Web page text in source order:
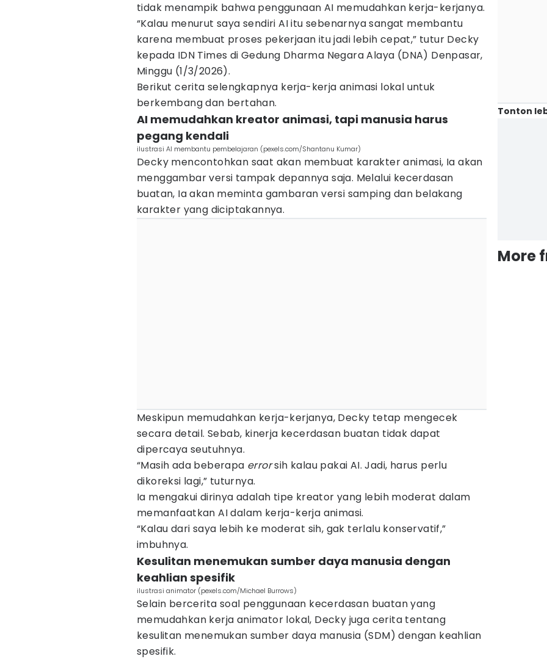
tidak menampik bahwa penggunaan AI memudahkan kerja-kerjanya.
“Kalau menurut saya sendiri AI itu sebenarnya sangat membantu
karena membuat proses pekerjaan itu jadi lebih cepat,” tutur Decky
kepada IDN Times di Gedung Dharma Negara Alaya (DNA) Denpasar,
Minggu (1/3/2026).
Berikut cerita selengkapnya kerja-kerja animasi lokal untuk
berkembang dan bertahan.
AI memudahkan kreator animasi, tapi manusia harus
pegang kendali
ilustrasi AI membantu pembelajaran (pexels.com/Shantanu Kumar)
Decky mencontohkan saat akan membuat karakter animasi, Ia akan
menggambar versi tampak depannya saja. Melalui kecerdasan
buatan, Ia akan meminta gambaran versi samping dan belakang
karakter yang diciptakannya.
Meskipun memudahkan kerja-kerjanya, Decky tetap mengecek
secara detail. Sebab, kinerja kecerdasan buatan tidak dapat
dipercaya seutuhnya.
“Masih ada beberapa errorsih kalau pakai AI. Jadi, harus perlu
dikoreksi lagi,” tuturnya.
Ia mengakui dirinya adalah tipe kreator yang lebih moderat dalam
memanfaatkan AI dalam kerja-kerja animasi.
“Kalau dari saya lebih ke moderat sih, gak terlalu konservatif,”
imbuhnya.
Kesulitan menemukan sumber daya manusia dengan
keahlian spesifik
ilustrasi animator (pexels.com/Michael Burrows)
Selain bercerita soal penggunaan kecerdasan buatan yang
memudahkan kerja animator lokal, Decky juga cerita tentang
kesulitan menemukan sumber daya manusia (SDM) dengan keahlian
spesifik.
Tonton
More